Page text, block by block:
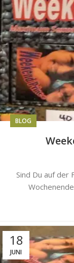
BLOG
Sind Du auf der
18
JUNI